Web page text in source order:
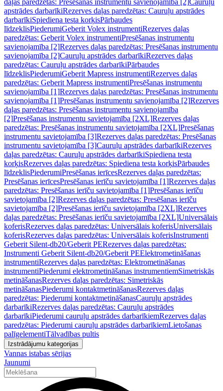
daļas paredzētas: Presēšanas instrumentu savienojamība [2]Cauruļu
apstrādes darbarīkiRezerves daļas paredzētas: Cauruļu apstrādes
darbarīkiSpiediena testa korķisPārbaudes
līdzeklisPiederumiGeberit Volex instrumentiRezerves daļas
paredzētas: Geberit Volex instrumentiPresēšanas instrumentu
savienojamība [2]Rezerves daļas paredzētas: Presēšanas instrumentu
savienojamība [2]Cauruļu apstrādes darbarīkiRezerves daļas
paredzētas: Cauruļu apstrādes darbarīkiPārbaudes
līdzeklisPiederumiGeberit Mapress instrumentiRezerves daļas
paredzētas: Geberit Mapress instrumentiPresēšanas instrumentu
savienojamība [1]Rezerves daļas paredzētas: Presēšanas instrumentu
savienojamība [1]Presēšanas instrumentu savienojamība [2]Rezerves
daļas paredzētas: Presēšanas instrumentu savienojamība
[2]Presēšanas instrumentu savietojamība [2XL]Rezerves daļas
paredzētas: Presēšanas instrumentu savietojamība [2XL]Presēšanas
instrumentu savietojamība [3]Rezerves daļas paredzētas: Presēšanas
instrumentu savietojamība [3]Cauruļu apstrādes darbarīkiRezerves
daļas paredzētas: Cauruļu apstrādes darbarīkiSpiediena testa
korķisRezerves daļas paredzētas: Spiediena testa korķisPārbaudes
līdzeklisPiederumiPresēšanas ierīcesRezerves daļas paredzētas:
Presēšanas ierīcesPresēšanas ierīču savietojamība [1]Rezerves daļas
paredzētas: Presēšanas ierīču savietojamība [1]Presēšanas ierīču
savietojamība [2]Rezerves daļas paredzētas: Presēšanas ierīču
savietojamība [2]Presēšanas ierīču savietojamība [2XL]Rezerves
daļas paredzētas: Presēšanas ierīču savietojamība [2XL]Universālais
koferisRezerves daļas paredzētas: Universālais koferisUniversālais
koferisRezerves daļas paredzētas: Universālais koferisInstrumenti
Geberit Silent-db20/Geberit PERezerves daļas paredzētas:
Instrumenti Geberit Silent-db20/Geberit PEElektrometināšanas
instrumentiRezerves daļas paredzētas: Elektrometināšanas
instrumentiPiederumi elektrometināšanas instrumentiemSimetriskās
metināšanasRezerves daļas paredzētas: Simetriskās
metināšanasPiederumi kontaktmetināšanasRezerves daļas
paredzētas: Piederumi kontaktmetināšanasCauruļu apstrādes
darbarīkiRezerves daļas paredzētas: Cauruļu apstrādes
darbarīkiPiederumi cauruļu apstrādes darbarīkiemRezerves daļas
paredzētas: Piederumi cauruļu apstrādes darbarīkiemLietošanas
palīgelementiTālvadības pultis
Izstrādājumu kategorijas
Vannas istabas sērijas
Jaunumi